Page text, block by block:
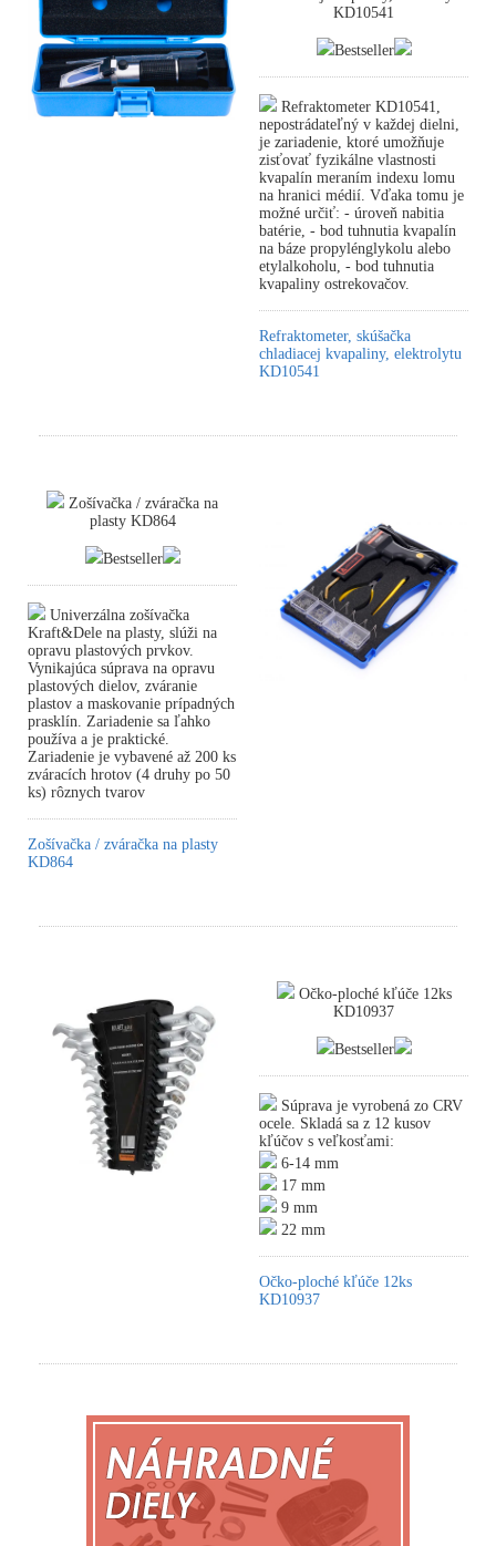
KD10541
Bestseller
Refraktometer KD10541,
nepostrádateľný v každej dielni,
je zariadenie, ktoré umožňuje
zisťovať fyzikálne vlastnosti
kvapalín meraním indexu lomu
na hranici médií. Vďaka tomu je
možné určiť: - úroveň nabitia
batérie, - bod tuhnutia kvapalín
na báze propylénglykolu alebo
etylalkoholu, - bod tuhnutia
kvapaliny ostrekovačov.
Refraktometer, skúšačka
chladiacej kvapaliny, elektrolytu
KD10541
Zošívačka / zváračka na
plasty KD864
Bestseller
Univerzálna zošívačka
Kraft&Dele na plasty, slúži na
opravu plastových prvkov.
Vynikajúca súprava na opravu
plastových dielov, zváranie
plastov a maskovanie prípadných
prasklín. Zariadenie sa ľahko
používa a je praktické.
Zariadenie je vybavené až 200 ks
zváracích hrotov (4 druhy po 50
ks) rôznych tvarov
Zošívačka / zváračka na plasty
KD864
Očko-ploché kľúče 12ks
KD10937
Bestseller
Súprava je vyrobená zo CRV
ocele. Skladá sa z 12 kusov
kľúčov s veľkosťami:
6-14 mm
17 mm
9 mm
22 mm
Očko-ploché kľúče 12ks
KD10937